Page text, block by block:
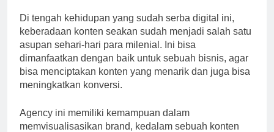
Di tengah kehidupan yang sudah serba digital ini,
keberadaan konten seakan sudah menjadi salah satu
asupan sehari-hari para milenial. Ini bisa
dimanfaatkan dengan baik untuk sebuah bisnis, agar
bisa menciptakan konten yang menarik dan juga bisa
meningkatkan konversi.
Agency ini memiliki kemampuan dalam
memvisualisasikan brand, kedalam sebuah konten